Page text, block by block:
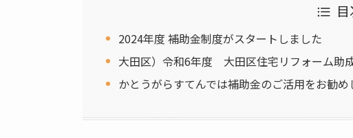
2024年度 補助金制度がスタートしました
大田区）令和6年度 大田区住宅リフォーム助
かとうがらすてんでは補助金のご活用をお勧め